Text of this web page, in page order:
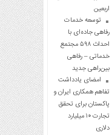
اربعین
توسعه خدمات
رفاهی جاده‌ای با
احداث ۵۹۸ مجتمع
خدماتی – رفاهی
بین‌راهی جدید
امضای یادداشت
تفاهم همکاری ایران و
پاکستان برای تحقق
تجارت ۱۰ میلیارد
دلاری